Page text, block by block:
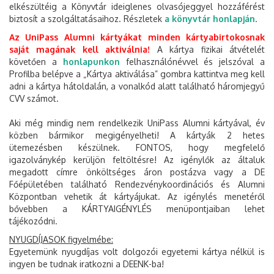
elkészültéig a Könyvtár ideiglenes olvasójeggyel hozzáférést
biztosít a szolgáltatásaihoz. Részletek a könyvtár honlapján.
Az UniPass Alumni kártyákat minden kártyabirtokosnak
saját magának kell aktiválnia! A kártya fizikai átvételét
követően a honlapunkon felhasználónévvel és jelszóval a
Profilba belépve a „Kártya aktiválása” gombra kattintva meg kell
adni a kártya hátoldalán, a vonalkód alatt található háromjegyű
CVV számot.
Aki még mindig nem rendelkezik UniPass Alumni kártyával, év
közben bármikor megigényelheti! A kártyák 2 hetes
ütemezésben készülnek. FONTOS, hogy megfelelő
igazolványkép kerüljön feltöltésre! Az igénylők az általuk
megadott címre önköltséges áron postázva vagy a DE
Főépületében található Rendezvénykoordinációs és Alumni
Központban vehetik át kártyájukat. Az igénylés menetéről
bővebben a KÁRTYAIGÉNYLÉS menüpontjaiban lehet
tájékozódni.
NYUGDÍJASOK figyelmébe:
Egyetemünk nyugdíjas volt dolgozói egyetemi kártya nélkül is
ingyen be tudnak iratkozni a DEENK-ba!